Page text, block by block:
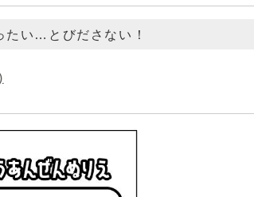
たい…とびださない！